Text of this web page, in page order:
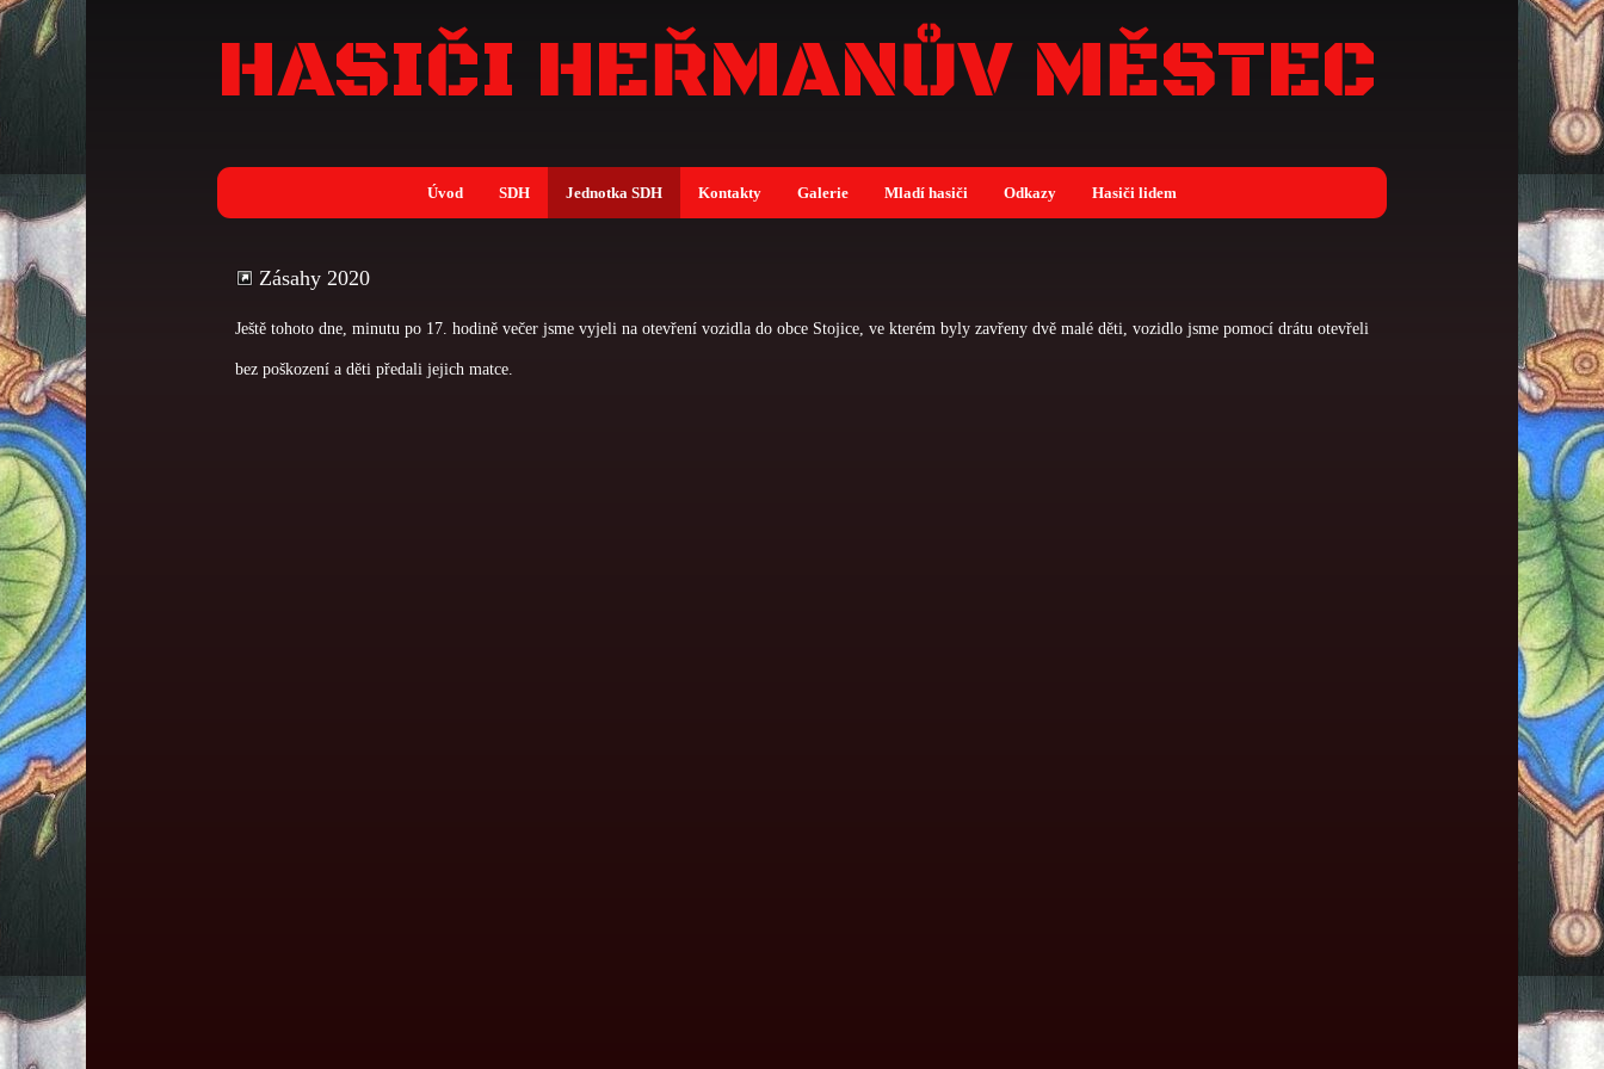
Zásahy 2020
Ještě tohoto dne, minutu po 17. hodině večer jsme vyjeli na otevření vozidla do obce Stojice, ve kterém byly zavřeny dvě malé děti, vozidlo jsme pomocí drátu otevřeli
bez poškození a děti předali jejich matce.
HASIČI HEŘMANŮV MĚSTEC
Úvod SDH Jednotka SDH Kontakty Galerie Mladí hasiči Odkazy Hasiči lidem